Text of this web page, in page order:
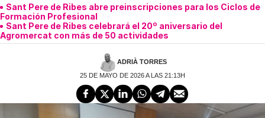
Sant Pere de Ribes abre preinscripciones para los Ciclos de
Formación Profesional
Sant Pere de Ribes celebrará el 20º aniversario del
Agromercat con más de 50 actividades
ADRIÀ TORRES
25 DE MAYO DE 2026 A LAS 21:13H